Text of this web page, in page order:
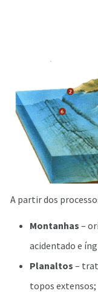
A partir dos
Montanhas –
acidentado e
Planaltos –
topos extensos;